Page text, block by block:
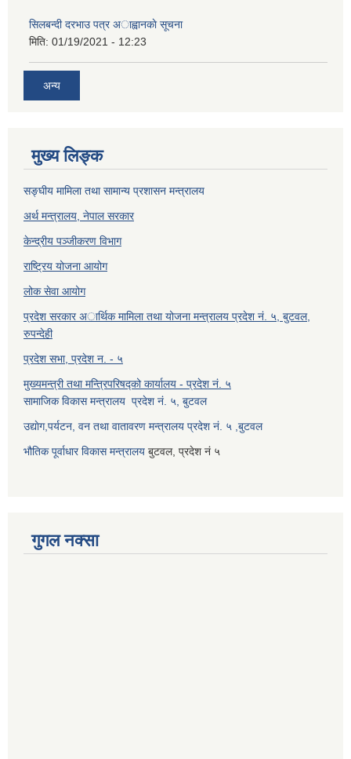
सिलबन्दी दरभाउ पत्र अाह्वानकाे सूचना
मिति: 01/19/2021 - 12:23
अन्य
मुख्य लिङ्क
सङ्घीय मामिला तथा सामान्य प्रशासन मन्त्रालय
अर्थ मन्त्रालय, नेपाल सरकार
केन्द्रीय पञ्जीकरण विभाग
राष्ट्रिय योजना आयोग
लोक सेवा आयोग
प्रदेश सरकार अार्थिक मामिला तथा योजना मन्त्रालय प्रदेश नं. ५, बुटवल,
रुपन्देही
प्रदेश सभा, प्रदेश न. - ५
मुख्यमन्त्री तथा मन्त्रिपरिषद्को कार्यालय - प्रदेश नं. ५
सामाजिक विकास मन्त्रालय प्रदेश नं. ५, बुटवल
उद्याेग,पर्यटन, वन तथा वातावरण मन्त्रालय प्रदेश नं. ५ ,बुटवल
भौतिक पूर्वाधार विकास मन्त्रालय बुटवल, प्रदेश नं ५
गुगल नक्सा